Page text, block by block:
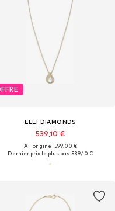
ELLI DIAMONDS
539,10 €
À l'origine : 599,00 €
Dernier prix le plus bas :539,10 €